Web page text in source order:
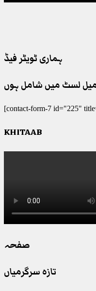
ہماری ٹویٹر فیڈ
لسٹ میں شامل ہوں
[contact-form-7 id="225"
KHITAAB
صفحہ
تازہ سرگرمیاں